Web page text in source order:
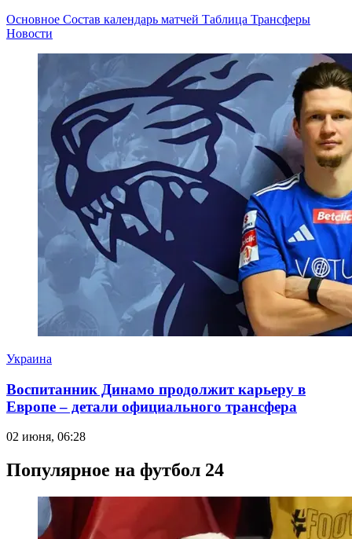
Основное Состав календарь матчей Таблица Трансферы
Новости
Украина
Воспитанник Динамо продолжит карьеру в
Европе – детали официального трансфера
02 июня, 06:28
Популярное на футбол 24